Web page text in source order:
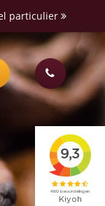
particulier